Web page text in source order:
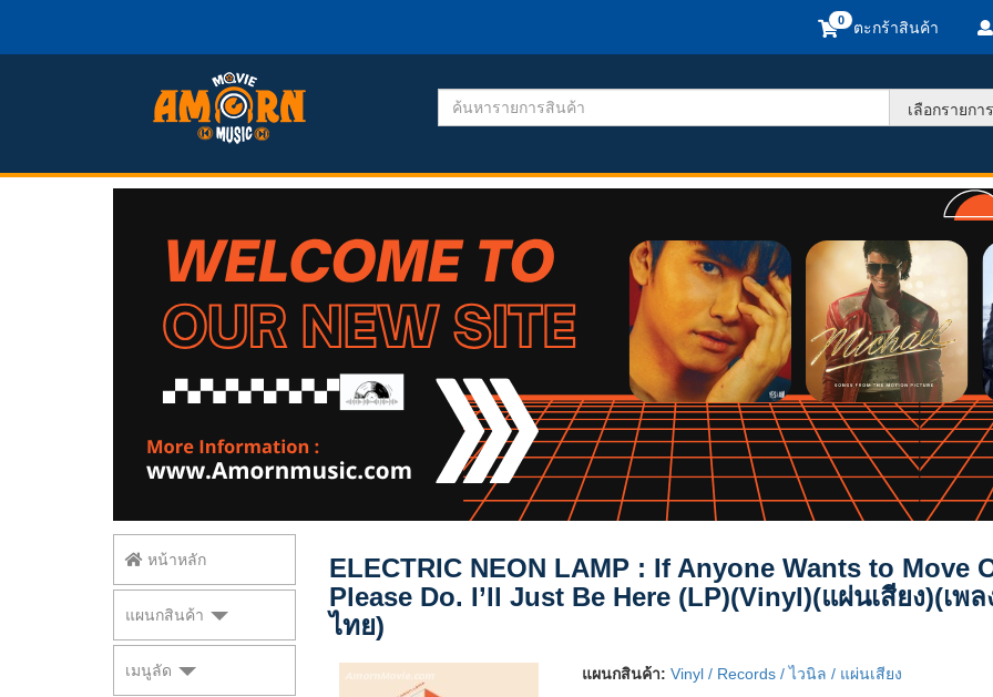
ตะกร้าสินค้า
หน้าหลัก
แผนกสินค้า
เมนูลัด
ELECTRIC NEON LAMP : If Anyone Wants to Move
Please Do. I’ll Just Be Here (LP)(Vinyl)(แผ่นเสียง)(เพล
ไทย)
แผนกสินค้า: Vinyl / Records / ไวนิล / แผ่นเสียง